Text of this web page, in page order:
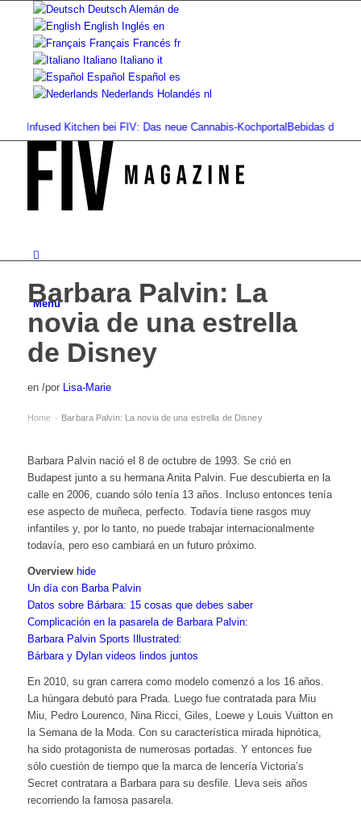
Deutsch Alemán de
English Inglés en
Français Francés fr
Italiano Italiano it
Español Español es
Nederlands Holandés nl
Infused Kitchen bei FIV: Das neue Cannabis-KochportalBebidas de
Menú
Barbara Palvin: La
novia de una estrella
de Disney
en /por Lisa-Marie
Home › Barbara Palvin: La novia de una estrella de Disney
Barbara Palvin nació el 8 de octubre de 1993. Se crió en
Budapest junto a su hermana Anita Palvin. Fue descubierta en la
calle en 2006, cuando sólo tenía 13 años. Incluso entonces tenía
ese aspecto de muñeca, perfecto. Todavía tiene rasgos muy
infantiles y, por lo tanto, no puede trabajar internacionalmente
todavía, pero eso cambiará en un futuro próximo.
Overview hide
Un día con Barba Palvin
Datos sobre Bárbara: 15 cosas que debes saber
Complicación en la pasarela de Barbara Palvin:
Barbara Palvin Sports Illustrated:
Bárbara y Dylan videos lindos juntos
En 2010, su gran carrera como modelo comenzó a los 16 años.
La húngara debutó para Prada. Luego fue contratada para Miu
Miu, Pedro Lourenco, Nina Ricci, Giles, Loewe y Louis Vuitton en
la Semana de la Moda. Con su característica mirada hipnótica,
ha sido protagonista de numerosas portadas. Y entonces fue
sólo cuestión de tiempo que la marca de lencería Victoria’s
Secret contratara a Barbara para su desfile. Lleva seis años
recorriendo la famosa pasarela.